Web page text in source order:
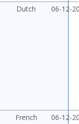
Dutch 06-12-
French 06-12-